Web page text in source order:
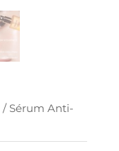
/ Sérum Anti-